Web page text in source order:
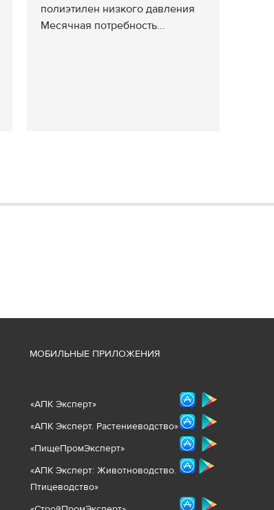
полиэтилен низкого давления
Месячная потребность...
МОБИЛЬНЫЕ ПРИЛОЖЕНИЯ
«АПК Эксперт»
«АПК Эксперт. Растениеводство»
«ПищеПромЭксперт»
«АПК Эксперт: Животноводство.
Птицеводство»